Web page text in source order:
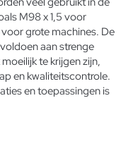
M98 x 1,5 voor
grote machines. De
aan strenge
te krijgen zijn,
en kwaliteitscontrole.
en toepassingen is